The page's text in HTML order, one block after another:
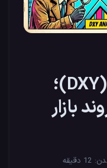
تحلیل شاخص دلار (DXY)؛
بازار
12 دقیقه